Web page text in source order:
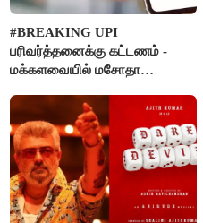
#BREAKING UPI
பரிவர்த்தனைக்கு கட்டணம் -
மக்களவையில் மசோதா